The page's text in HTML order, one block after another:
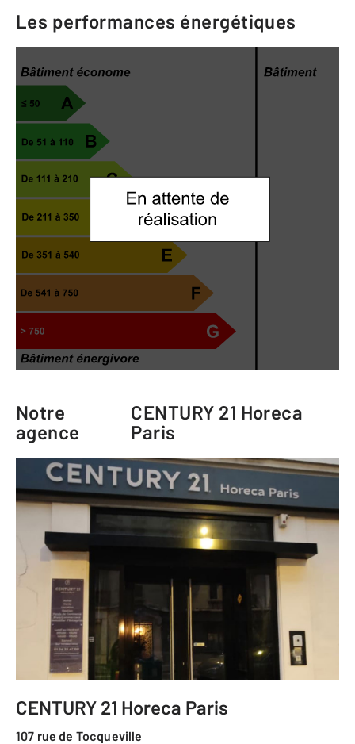
Les performances énergétiques
Notre
agence
CENTURY 21 Horeca
Paris
CENTURY 21 Horeca Paris
107 rue de Tocqueville